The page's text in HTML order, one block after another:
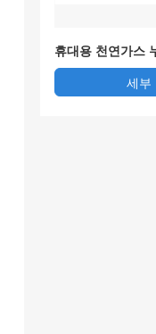
휴대용 천연가스
C-CH4
세부